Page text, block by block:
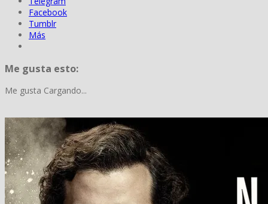
Facebook
Tumblr
Más
Me gusta esto:
Me gusta Cargando...